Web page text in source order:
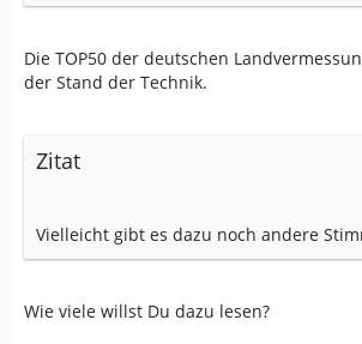
Die TOP50 der deutschen
der Stand der Technik.
Zitat
Vielleicht gibt es dazu noch andere
Wie viele willst Du dazu lesen?